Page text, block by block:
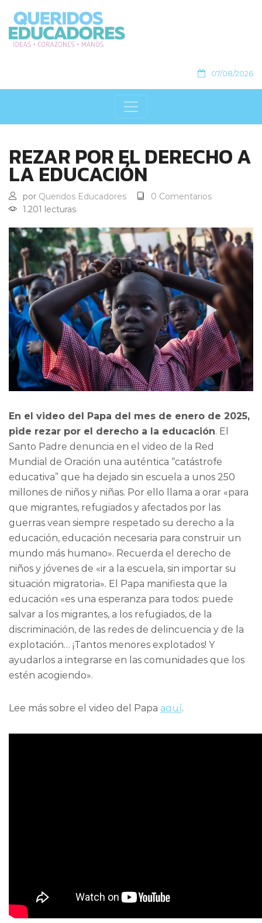
07/08/2026
REZAR POR EL DERECHO A
LA EDUCACIÓN
por Queridos Educadores
0 Comentarios
1.201 lecturas
En el video del Papa del mes de enero de 2025,
pide rezar por el derecho a la educación. El
Santo Padre denuncia en el video de la Red
Mundial de Oración una auténtica “catástrofe
educativa” que ha dejado sin escuela a unos 250
millones de niños y niñas. Por ello llama a orar «para
que migrantes, refugiados y afectados por las
guerras vean siempre respetado su derecho a la
educación, educación necesaria para construir un
mundo más humano». Recuerda el derecho de
niños y jóvenes de «ir a la escuela, sin importar su
situación migratoria». El Papa manifiesta que la
educación «es una esperanza para todos: puede
salvar a los migrantes, a los refugiados, de la
discriminación, de las redes de delincuencia y de la
explotación… ¡Tantos menores explotados! Y
ayudarlos a integrarse en las comunidades que los
estén acogiendo».
Lee más sobre el video del Papa aquí.